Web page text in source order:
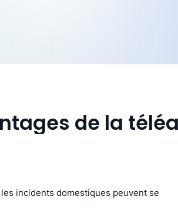
de la
incidents domestiques peuvent se